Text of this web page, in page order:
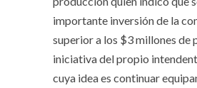
importante inversión de la
superior a los $3 millones de
iniciativa del propio
cuya idea es continuar